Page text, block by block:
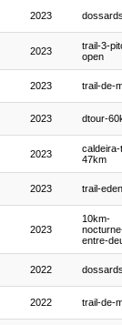
2023
2023
trail-3-
open
2023 trail-de-
2023 dtour-
2023
caldeira-
47km
2023 trail-
2023
10km-
entre-
2022
2022 trail-de-